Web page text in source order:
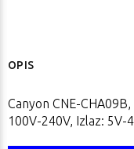
OPIS
Canyon CNE-
100V-240V, Izlaz: 5V-